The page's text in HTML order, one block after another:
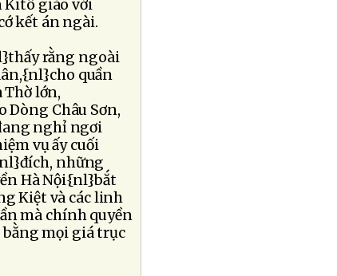
giáo với
kết án ngài.
rằng ngoài
quần
lớn,
Dòng Châu Sơn,
nghỉ ngơi
vụ ấy cuối
những
Hà Nội{nl}bắt
Kiệt và các linh
mà chính quyền
mọi giá trục